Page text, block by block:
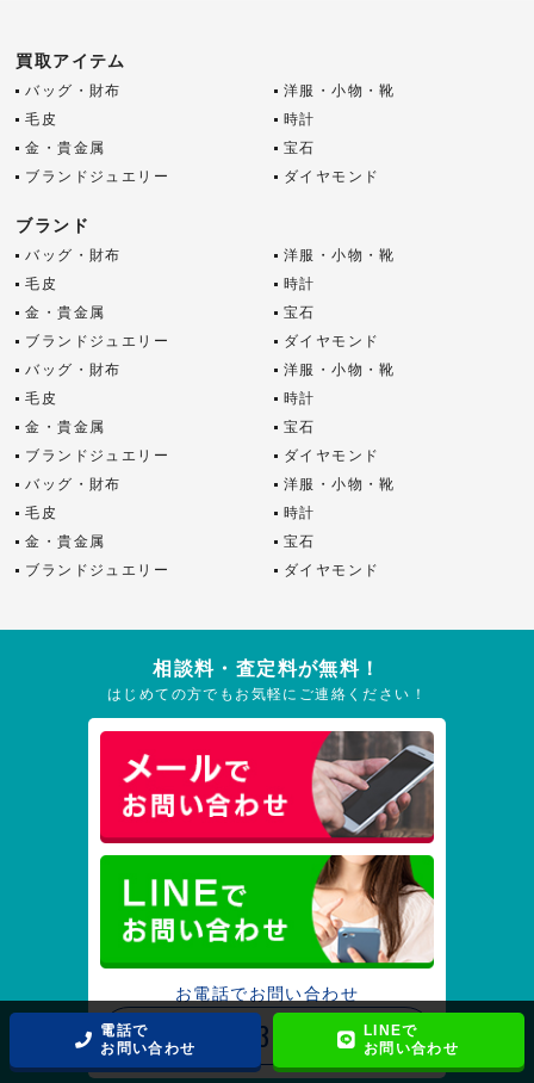
買取アイテム
バッグ・財布
洋服・小物・靴
毛皮
時計
金・貴金属
宝石
ブランドジュエリー
ダイヤモンド
ブランド
バッグ・財布
洋服・小物・靴
毛皮
時計
金・貴金属
宝石
ブランドジュエリー
ダイヤモンド
バッグ・財布
洋服・小物・靴
毛皮
時計
金・貴金属
宝石
ブランドジュエリー
ダイヤモンド
バッグ・財布
洋服・小物・靴
毛皮
時計
金・貴金属
宝石
ブランドジュエリー
ダイヤモンド
相談料・査定料が無料！
はじめての方でもお気軽にご連絡ください！
お電話でお問い合わせ
03-6361-1433
電話で
お問い合わせ
LINEで
お問い合わせ